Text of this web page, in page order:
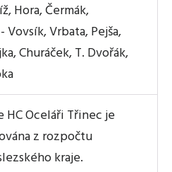
Hora, Čermák,
Vovsík, Vrbata, Pejša,
Churáček, T. Dvořák,
HC Oceláři Třinec je
z rozpočtu
kraje.